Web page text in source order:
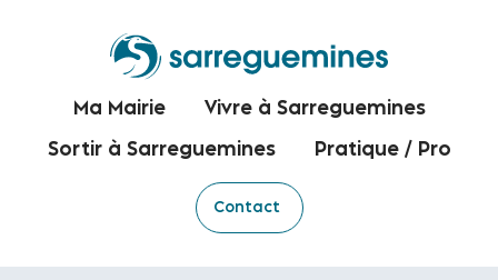
Ma Mairie Vivre à Sarreguemines
Sortir à Sarreguemines Pratique / Pro
Contact